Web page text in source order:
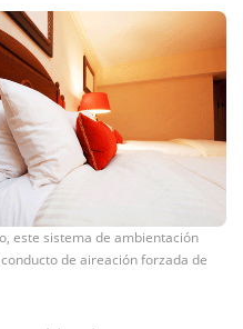
este sistema de ambientación
de aireación forzada de